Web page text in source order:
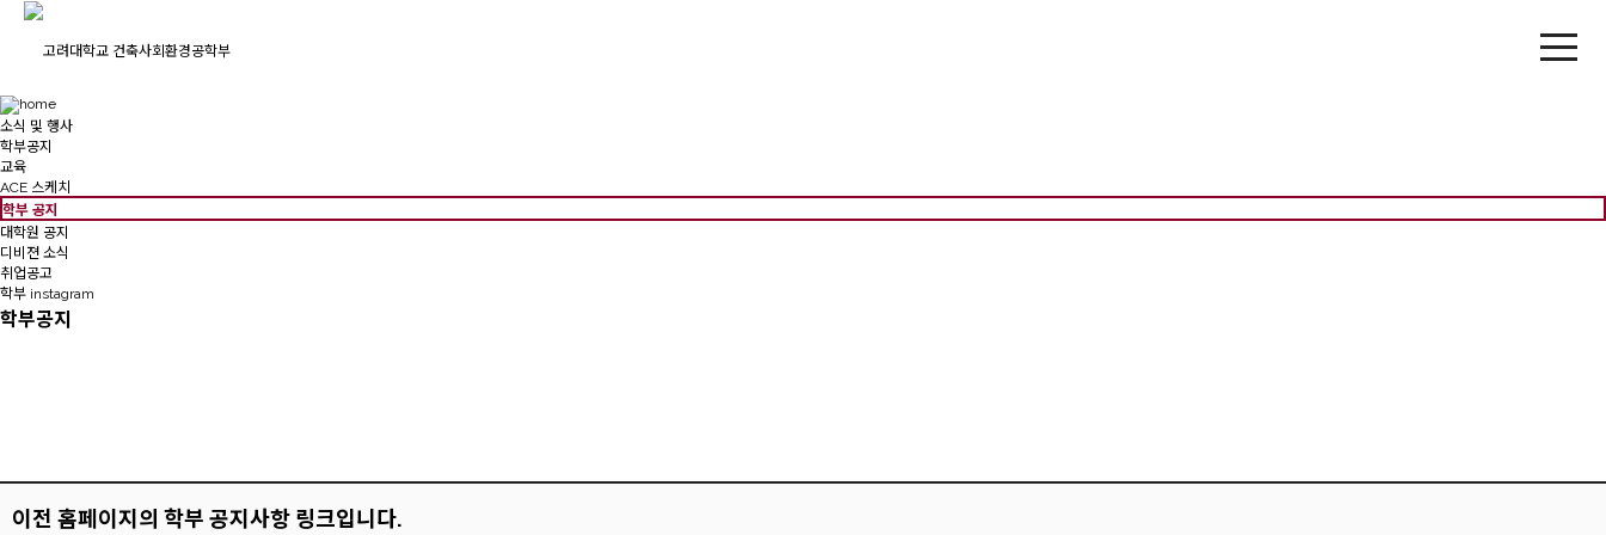
소식 및 행사
학부공지
교육
ACE 스케치
학부 공지
대학원 공지
디비젼 소식
취업공고
학부 instagram
학부공지
이전 홈페이지의 학부 공지사항 링크입니다.